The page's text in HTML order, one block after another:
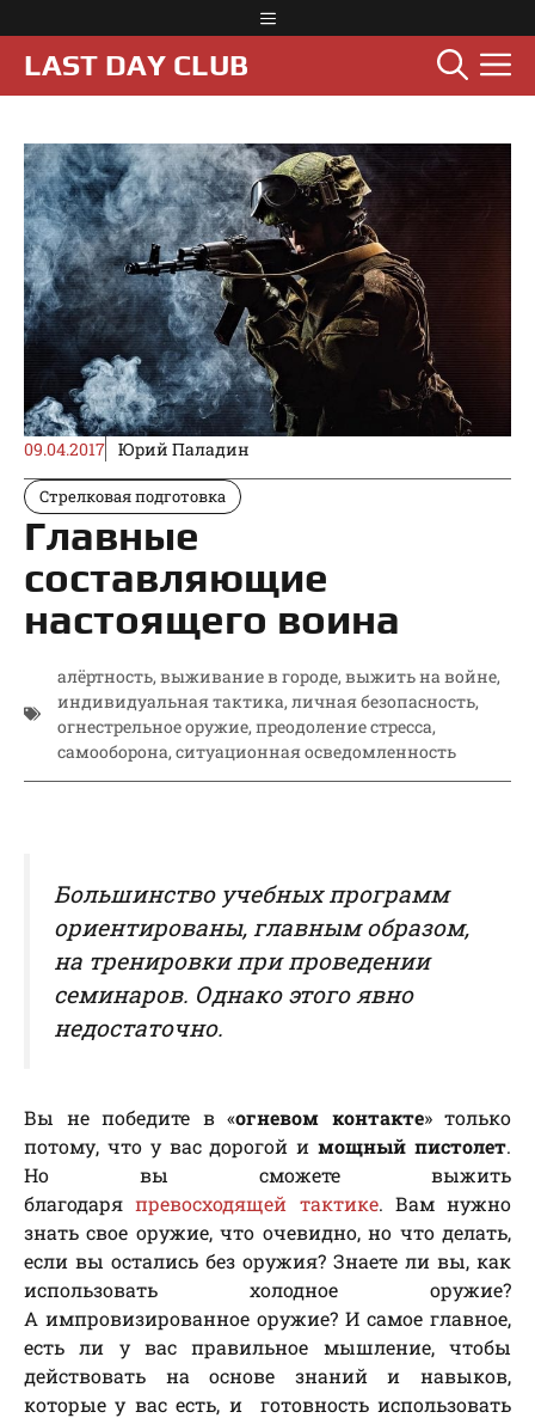
к
содержимому
Меню
LAST DAY CLUB
09.04.2017 Юрий Паладин
Стрелковая подготовка
Главные
составляющие
настоящего воина
алёртность, выживание в городе, выжить на войне,
индивидуальная тактика, личная безопасность,
огнестрельное оружие, преодоление стресса,
самооборона, ситуационная осведомленность
Большинство учебных программ
ориентированы, главным образом,
на тренировки при проведении
семинаров. Однако этого явно
недостаточно.
Вы не победите в «огневом контакте» только
потому, что у вас дорогой имощный пистолет.
Но вы сможете выжить
благодаряпревосходящей тактике. Вам нужно
знать свое оружие, что очевидно, но что делать,
если вы остались без оружия? Знаете ли вы, как
использовать холодное оружие?
А импровизированное оружие? И самое главное,
есть ли у вас правильное мышление, чтобы
действовать на основе знаний и навыков,
которые у вас есть, и готовность использовать